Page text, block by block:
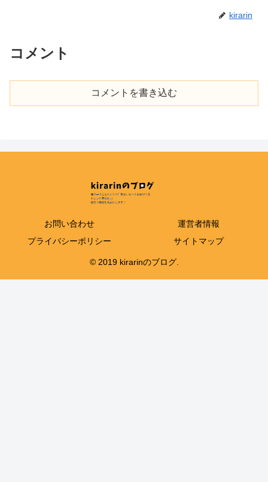
kirarin
コメント
コメントを書き込む
お問い合わせ
運営者情報
プライバシーポリシー
サイトマップ
© 2019 kirarinのブログ.